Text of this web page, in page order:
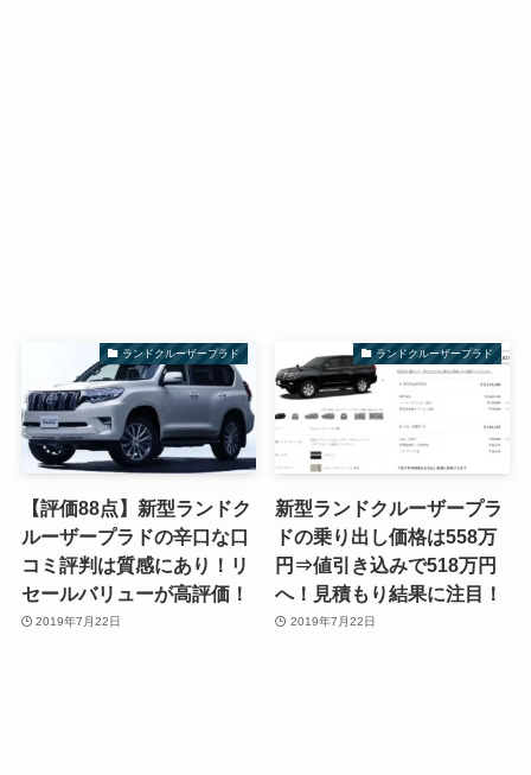
ランドクルーザープラド
【評価88点】新型ランドク
ルーザープラドの辛口な口
コミ評判は質感にあり！リ
セールバリューが高評価！
2019年7月22日
ランドクルーザープラド
新型ランドクルーザープラ
ドの乗り出し価格は558万
円⇒値引き込みで518万円
へ！見積もり結果に注目！
2019年7月22日